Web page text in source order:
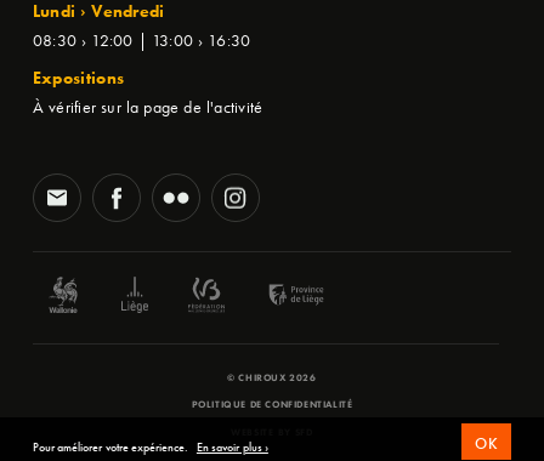
Lundi › Vendredi
08:30 › 12:00 | 13:00 › 16:30
Expositions
À vérifier sur la page de l'activité
© CHIROUX 2026
POLITIQUE DE CONFIDENTIALITÉ
Pour améliorer votre expérience. En savoir plus › OK